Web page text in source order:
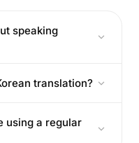
speaking
translation?
using a regular